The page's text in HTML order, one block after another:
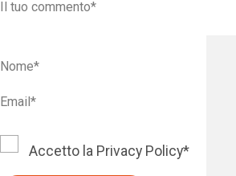
Accetto la Privacy Policy*